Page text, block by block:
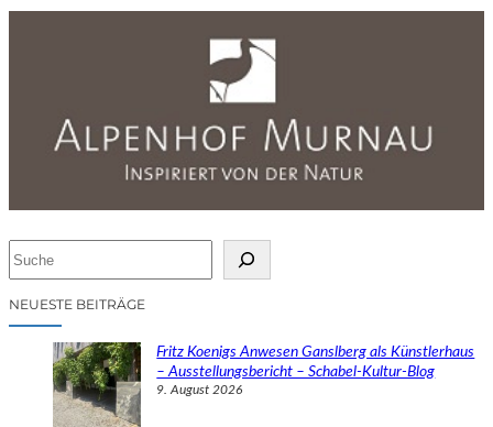
cNEUESTE BEITRÄGE
Fritz Koenigs Anwesen Ganslberg als Künstlerhaus
– Ausstellungsbericht – Schabel-Kultur-Blog
9. August 2026